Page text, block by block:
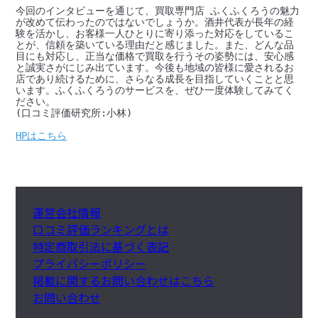
今回のインタビューを通じて、買取専門店 ふくふくろうの魅力
が改めて伝わったのではないでしょうか。酒井代表が長年の経
験を活かし、お客様一人ひとりに寄り添った対応をしているこ
とが、信頼を築いている理由だと感じました。また、どんな品
目にも対応し、正当な価格で買取を行うその姿勢には、安心感
と誠実さがにじみ出ています。今後も地域の皆様に愛されるお
店であり続けるために、さらなる成長を目指していくことと思
います。ふくふくろうのサービスを、ぜひ一度体験してみてく
ださい。
(口コミ評価研究所:小林)
HPはこちら
運営会社情報
口コミ評価ランキングとは
特定商取引法に基づく表記
プライバシーポリシー
掲載に関するお問い合わせはこちら
お問い合わせ